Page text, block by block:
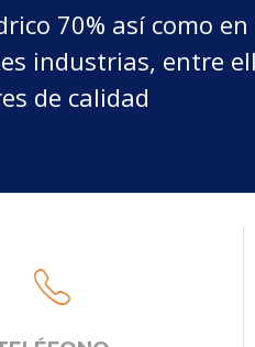
70% así como en
industrias, entre
de calidad